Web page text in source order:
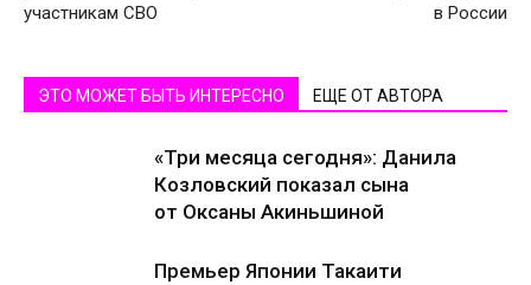
участникам СВО
в России
ЭТО МОЖЕТ БЫТЬ ИНТЕРЕСНО ЕЩЕ ОТ АВТОРА
«Три месяца сегодня»: Данила
Козловский показал сына
от Оксаны Акиньшиной
Премьер Японии Такаити